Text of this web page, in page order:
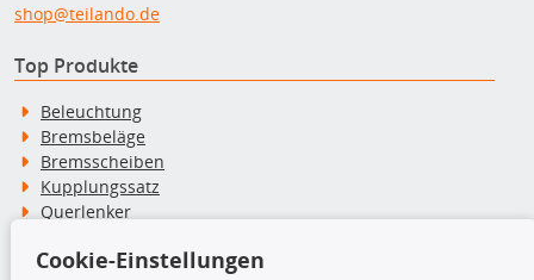
shop@teilando.de
Top Produkte
Beleuchtung
Bremsbeläge
Bremsscheiben
Kupplungssatz
Querlenker
Stoßdämpfer
Cookie-Einstellungen